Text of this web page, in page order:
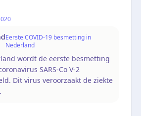
Eerste COVID-19 besmetting in
Nederland
wordt de eerste besmetting
SARS-Co V-2
Dit virus veroorzaakt de ziekte